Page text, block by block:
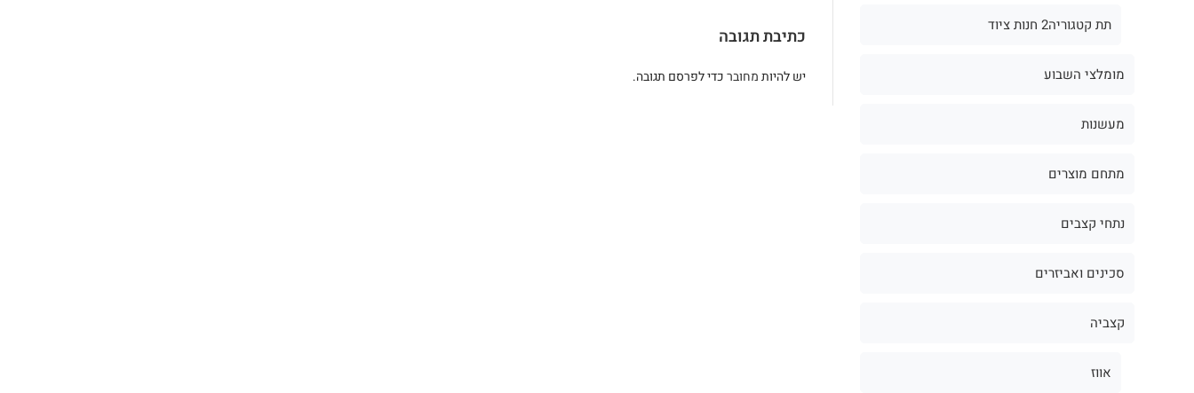
כתיבת תגובה
יש להיותמחוברכדי לפרסם תגובה.
תת קטגוריה2 חנות ציוד
מומלצי השבוע
מעשנות
מתחם מוצרים
נתחי קצבים
סכינים ואביזרים
קצביה
אווז